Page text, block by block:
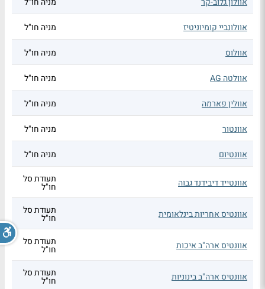
אוולונביי קומיוניטיז מניה חו"ל
אוולוס מניה חו"ל
אוולטה AG מניה חו"ל
אוולין פארמה מניה חו"ל
אוונטור מניה חו"ל
אוונטיום מניה חו"ל
אוונטייד דיבידנד גבוה תעודת סל
חו"ל
אוונטיס אחריות בינלאומית תעודת סל
חו"ל
אוונטיס ארה"ב איכות תעודת סל
חו"ל
אוונטיס ארה"ב בינוניות תעודת סל
חו"ל